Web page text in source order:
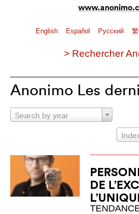
English Español Pусский
> Rechercher
Anonimo Les
Search by year
DE